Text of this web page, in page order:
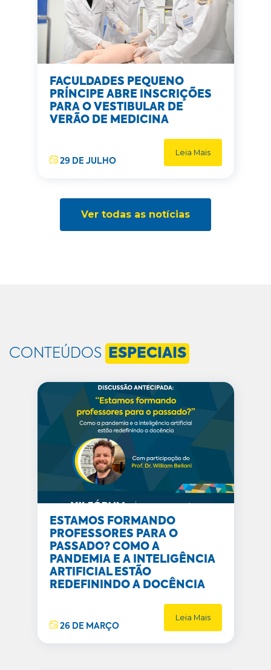
FACULDADES PEQUENO
PRÍNCIPE ABRE INSCRIÇÕES
PARA O VESTIBULAR DE
VERÃO DE MEDICINA
29 DE JULHO
Leia Mais
Ver todas as notícias
CONTEÚDOS ESPECIAIS
ESTAMOS FORMANDO
PROFESSORES PARA O
PASSADO? COMO A
PANDEMIA E A INTELIGÊNCIA
ARTIFICIAL ESTÃO
REDEFININDO A DOCÊNCIA
26 DE MARÇO
Leia Mais